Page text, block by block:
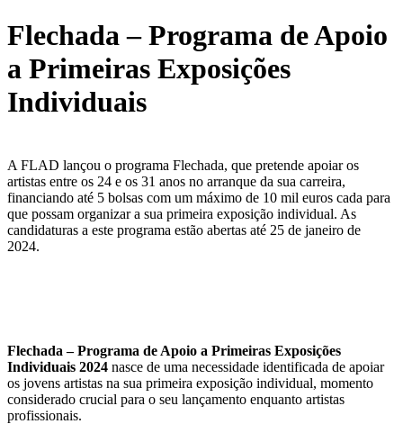
Flechada – Programa de Apoio
a Primeiras Exposições
Individuais
A FLAD lançou o programa Flechada, que pretende apoiar os
artistas entre os 24 e os 31 anos no arranque da sua carreira,
financiando até 5 bolsas com um máximo de 10 mil euros cada para
que possam organizar a sua primeira exposição individual. As
candidaturas a este programa estão abertas até 25 de janeiro de
2024.
Flechada – Programa de Apoio a Primeiras Exposições
Individuais 2024 nasce de uma necessidade identificada de apoiar
os jovens artistas na sua primeira exposição individual, momento
considerado crucial para o seu lançamento enquanto artistas
profissionais.